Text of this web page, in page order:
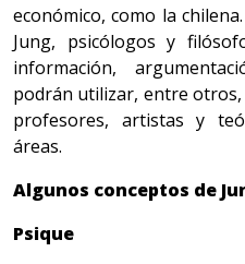
económico, como la
Jung, psicólogos y
información,
podrán utilizar, entre otros,
profesores, artistas y
áreas.
Algunos conceptos de
Psique